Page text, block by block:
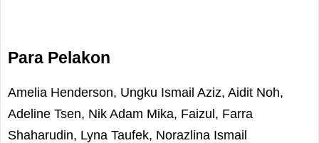
Para Pelakon
Amelia Henderson, Ungku Ismail Aziz, Aidit Noh,
Adeline Tsen, Nik Adam Mika, Faizul, Farra
Shaharudin, Lyna Taufek, Norazlina Ismail